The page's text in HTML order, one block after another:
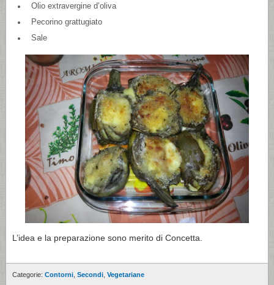
Olio extravergine d’oliva
Pecorino grattugiato
Sale
L’idea e la preparazione sono merito di Concetta.
Categorie: Contorni Secondi Vegetariane